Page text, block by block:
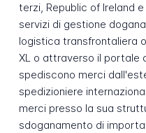
terzi, Republic of Ireland
servizi di gestione
logistica transfrontaliera
XL o attraverso il portale
spediscono merci
spedizioniere
merci presso la sua
sdoganamento di